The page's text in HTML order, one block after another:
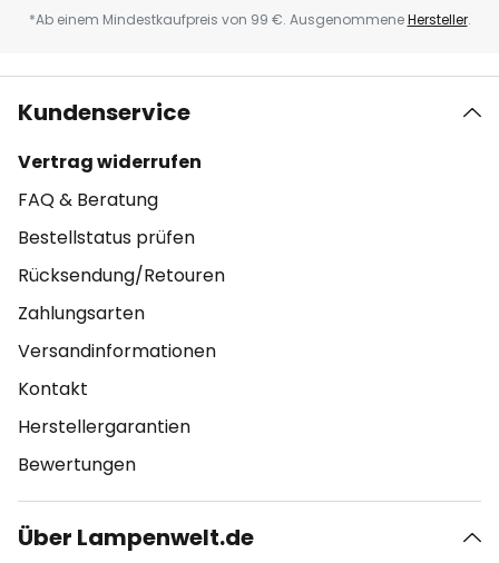
*Ab einem Mindestkaufpreis von 99 €. AusgenommeneHersteller.
Kundenservice
Vertrag widerrufen
FAQ & Beratung
Bestellstatus prüfen
Rücksendung/Retouren
Zahlungsarten
Versandinformationen
Kontakt
Herstellergarantien
Bewertungen
Über Lampenwelt.de